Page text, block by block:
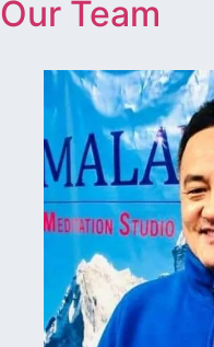
Our Team